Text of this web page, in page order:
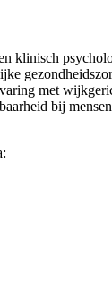
klinisch
bij mensen